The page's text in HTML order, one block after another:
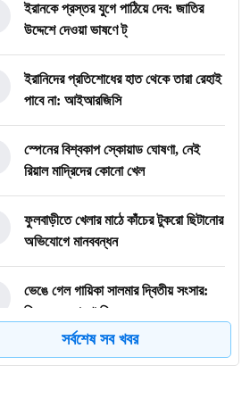
ইরানকে প্রস্তর যুগে পাঠিয়ে দেব: জাতির
উদ্দেশে দেওয়া ভাষণে ট্
ইরানিদের প্রতিশোধের হাত থেকে তারা রেহাই
পাবে না: আইআরজিসি
স্পেনের বিশ্বকাপ স্কোয়াড ঘোষণা, নেই
রিয়াল মাদ্রিদের কোনো খেল
ফুলবাড়ীতে খেলার মাঠে কাঁচের টুকরো ছিটানোর
অভিযোগে মানববন্ধন
ভেঙে গেল গায়িকা সালমার দ্বিতীয় সংসার:
বিচ্ছেদের ঘোষণা দিলেন
সিরাজগঞ্জে মেয়াদোত্তীর্ণ ওষুধে ভরা
সর্বশেষ সব খবর